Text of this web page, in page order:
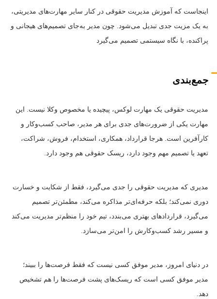
اینجاست که آموزش مدیریت حقوقی در کنار سایر مهارت‌های مدیریتی،
به یک مزیت جدی تبدیل می‌شود. چون مدیر به‌جای تصمیم‌های هیجانی و
پراکنده، با نگاه سیستمی تصمیم می‌گیرد
جمع‌بندی
مدیریت حقوقی یک مهارت لوکس، پیچیده یا مخصوص وکلا نیست. این
مهارت یکی از ضرورت‌های جدی برای هر مدیر، صاحب کسب‌وکار و
کارآفرین است. هرجا قرارداد، همکاری، استخدام، فروش، شراکت،
تعهد یا تصمیم مهم وجود دارد، ریسک حقوقی هم وجود دارد.
مدیری که مدیریت حقوقی را جدی می‌گیرد، فقط از شکایت و خسارت
دوری نمی‌کند؛ بلکه حرفه‌ای‌تر مذاکره می‌کند، مطمئن‌تر تصمیم
می‌گیرد، قراردادهای بهتری می‌بندد، تیم خود را منظم‌تر مدیریت می‌کند
و مسیر رشد کسب‌وکارش را امن‌تر می‌سازد.
در دنیای امروز، مدیر موفق کسی نیست که فقط فرصت‌ها را ببیند؛
مدیر موفق کسی است که ریسک‌های پشت فرصت‌ها را هم تشخیص
دهد.